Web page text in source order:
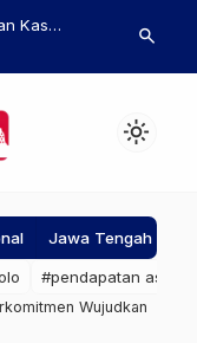
Kas
Percepat
Pati
search
light_mode
Jawa Tengah
#pendapatan asli
Wujudkan